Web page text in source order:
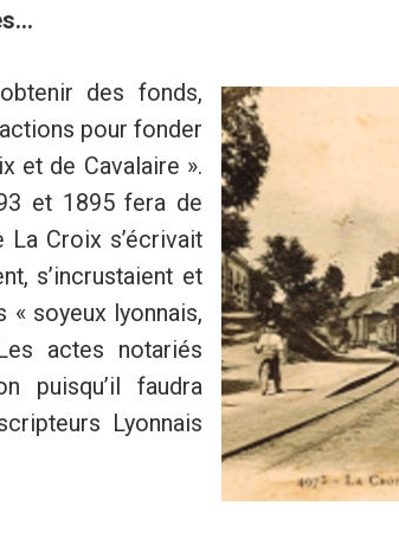
des fonds,
pour fonder
et de Cavalaire ».
et 1895 fera de
La Croix s’écrivait
s’incrustaient et
soyeux lyonnais,
actes notariés
puisqu’il faudra
Lyonnais